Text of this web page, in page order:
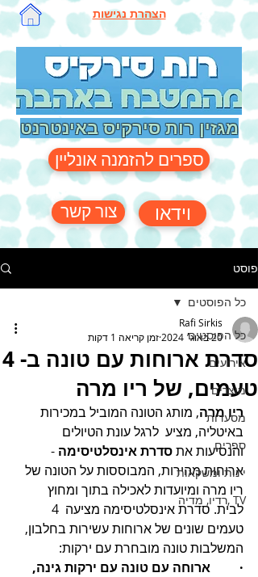
הצהרת נגישות
מגזין רות סירקיס באינטרנט
ספרים להזמנה אונליין
צור קשר וידאו
פוסט
כל הפוסטים
אירועים
מוצרים
מסעדות
ספרים
יינות ומשקאות
TV ,רדיו, מדיה
כל הפוסטים
סדרת ארוחות עם טונה ב- 4
טעמים, של ריו מרה
Rafi Sirkis
20 באוג׳ 2024
זמן קריאה 1 דקות
ריו מרה, מותג הטונה המוביל במכירות
באיטליה, מציע  לרגל עונת הטיולים
והנסיעות את סדרת אינסלטיסימה -
ארוחות מהירות, המבוססות על הטונה של
ריו מרה ומיועדות לאכילה בתוך ומחוץ
טעמים שונים של ארוחות עשירות בחלבון,
המשלבות טונה מובחרת עם ירקות:
·         ארוחה עם טונה עם ירקות גינה,